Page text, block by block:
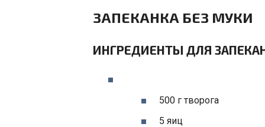
ЗАПЕКАНКА БЕЗ МУКИ
ИНГРЕДИЕНТЫ ДЛЯ
500 г творога
5 яиц